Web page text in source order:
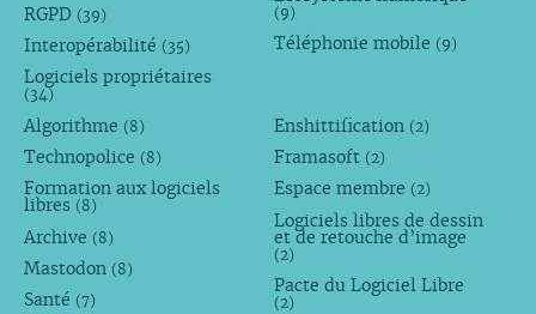
RGPD (39)
Interopérabilité (35)
Logiciels propriétaires
(34)
(9)
Téléphonie mobile (9)
Algorithme (8)
Technopolice (8)
Formation aux logiciels
libres (8)
Archive (8)
Mastodon (8)
Santé (7)
Enshittification (2)
Framasoft (2)
Espace membre (2)
Logiciels libres de dessin
et de retouche d’image
(2)
Pacte du Logiciel Libre
(2)